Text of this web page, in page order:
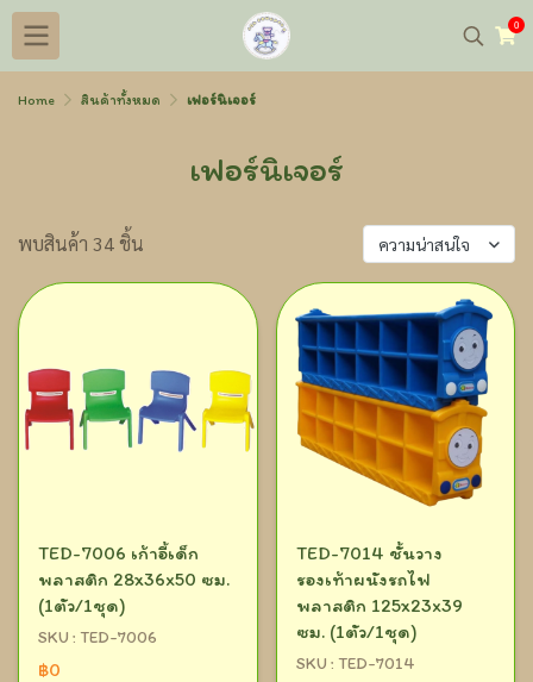
0
Home สินค้าทั้งหมด เฟอร์นิเจอร์
เฟอร์นิเจอร์
พบสินค้า 34 ชิ้น ความน่าสนใจ
TED-7006 เก้าอี้เด็ก
พลาสติก 28x36x50 ซม.
(1ตัว/1ชุด)
SKU : TED-7006
฿0
TED-7014 ชั้นวาง
รองเท้าผนังรถไฟ
พลาสติก 125x23x39
ซม. (1ตัว/1ชุด)
SKU : TED-7014